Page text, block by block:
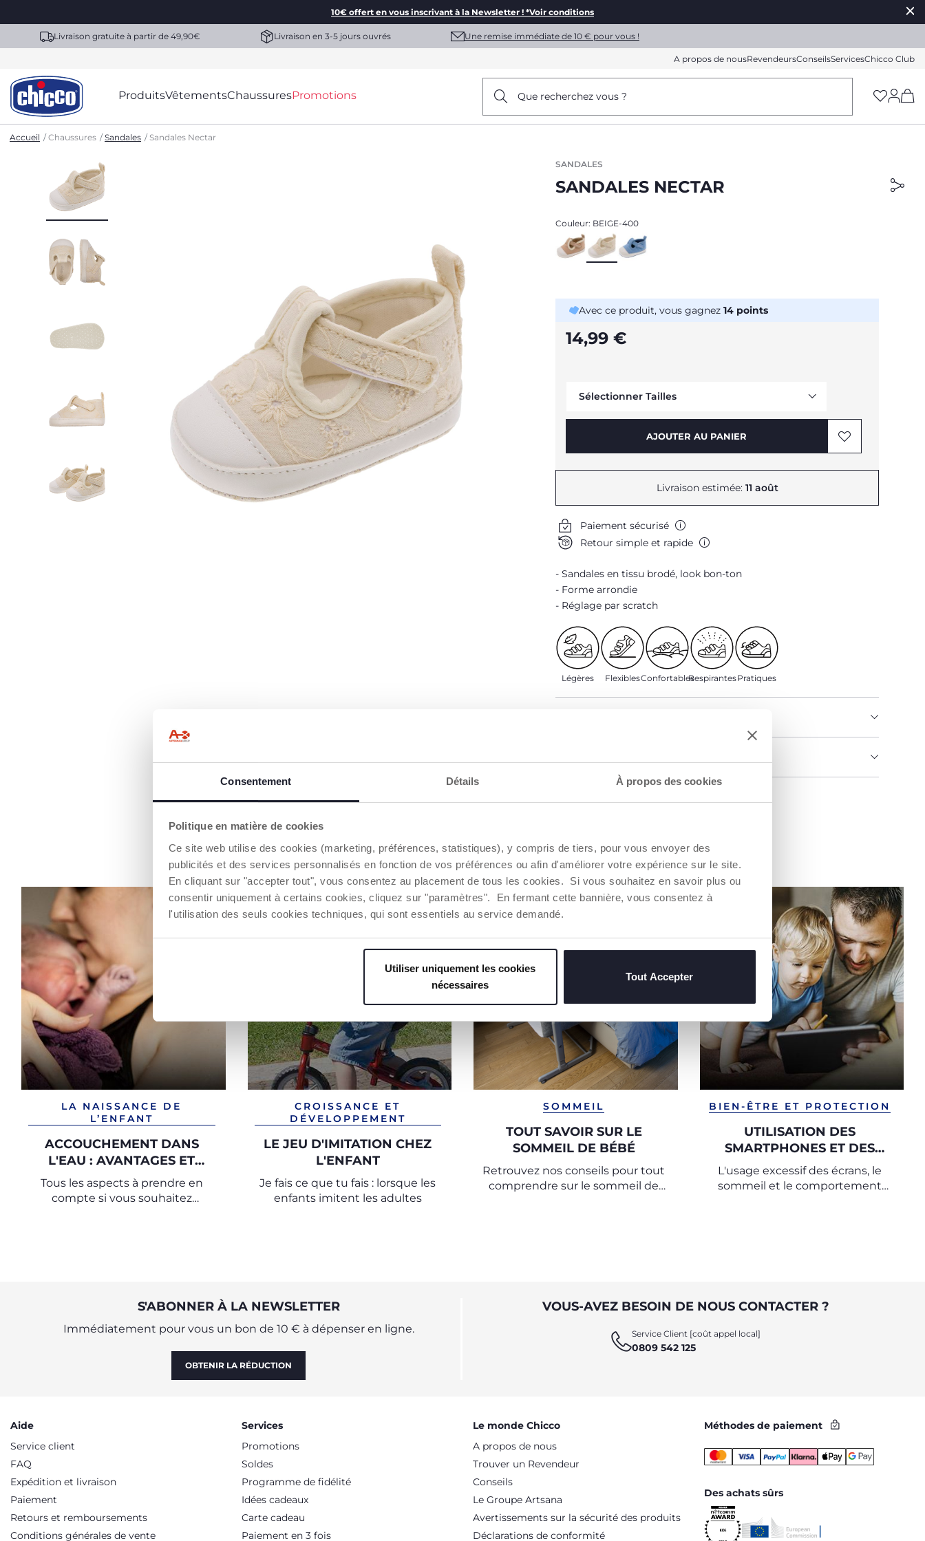
Consentement Détails À propos des cookies
Politique en matière de cookies
Ce site web utilise des cookies (marketing, préférences, statistiques), y compris de tiers, pour vous envoyer des
publicités et des services personnalisés en fonction de vos préférences ou afin d'améliorer votre expérience sur le site.
En cliquant sur "accepter tout", vous consentez au placement de tous les cookies. Si vous souhaitez en savoir plus ou
consentir uniquement à certains cookies, cliquez sur "paramètres". En fermant cette bannière, vous consentez à
l'utilisation des seuls cookies techniques, qui sont essentiels au service demandé.
Utiliser uniquement les cookies
nécessaires
Tout Accepter
10€ offert en vous inscrivant à la Newsletter ! *Voir conditions
Livraison gratuite à partir de 49,90€ Livraison en 3-5 jours ouvrés Une remise immédiate de 10 € pour vous !
A propos de nousRevendeursConseilsServicesChicco Club
ProduitsVêtementsChaussuresPromotions Que recherchez vous ?
Accueil Chaussures Sandales Sandales Nectar
SANDALES
SANDALES NECTAR
Couleur: BEIGE-400
Avec ce produit, vous gagnez 14 points
14,99 €
Sélectionner Tailles
AJOUTER AU PANIER
Livraison estimée: 11 août
Paiement sécurisé
Retour simple et rapide
Sandales en tissu brodé, look bon-ton
Forme arrondie
Réglage par scratch
Légères FlexiblesConfortablesRespirantesPratiques
Trouver un Revendeur
NOS RECOMMANDATIONS
LA NAISSANCE DE
L’ENFANT
ACCOUCHEMENT DANS
L'EAU : AVANTAGES ET
INCONVÉNIENTS
Tous les aspects à prendre en
compte si vous souhaitez
CROISSANCE ET
DÉVELOPPEMENT
LE JEU D'IMITATION CHEZ
L'ENFANT
Je fais ce que tu fais : lorsque les
enfants imitent les adultes
SOMMEIL
TOUT SAVOIR SUR LE
SOMMEIL DE BÉBÉ
Retrouvez nos conseils pour tout
comprendre sur le sommeil de
BIEN-ÊTRE ET PROTECTION
UTILISATION DES
SMARTPHONES ET DES
TABLETTES CHEZ LES
ENFANTS : NOS CONSEILS
L'usage excessif des écrans, le
sommeil et le comportement
S'ABONNER À LA NEWSLETTER
Immédiatement pour vous un bon de 10 € à dépenser en ligne.
OBTENIR LA RÉDUCTION
VOUS-AVEZ BESOIN DE NOUS CONTACTER ?
Service Client [coût appel local]
0809 542 125
Aide
Service client
FAQ
Expédition et livraison
Paiement
Retours et remboursements
Conditions générales de vente
Services
Promotions
Soldes
Programme de fidélité
Idées cadeaux
Carte cadeau
Paiement en 3 fois
Le monde Chicco
A propos de nous
Trouver un Revendeur
Conseils
Le Groupe Artsana
Avertissements sur la sécurité des produits
Déclarations de conformité
Méthodes de paiement
Des achats sûrs